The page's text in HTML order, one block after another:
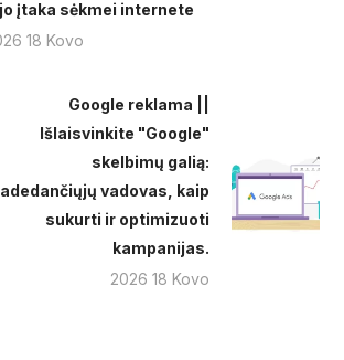
įtaka sėkmei internete
18 Kovo
Google reklama ||
Išlaisvinkite "Google"
skelbimų galią:
vadovas, kaip
sukurti ir optimizuoti
kampanijas.
2026 18 Kovo